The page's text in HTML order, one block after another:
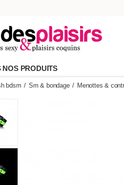
PRODUITS
bdsm / Sm & bondage / Menottes &